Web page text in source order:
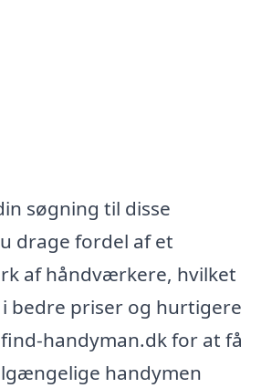
søgning til disse
drage fordel af et
af håndværkere, hvilket
bedre priser og hurtigere
handyman.dk for at få
handymen